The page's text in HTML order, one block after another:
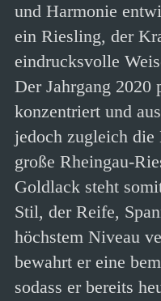
und Harmonie
ein Riesling, der
eindrucksvolle
Der Jahrgang
konzentriert und
jedoch zugleich die
große Rheingau-
Goldlack steht
Stil, der Reife,
höchstem Niveau
bewahrt er eine
sodass er bereits